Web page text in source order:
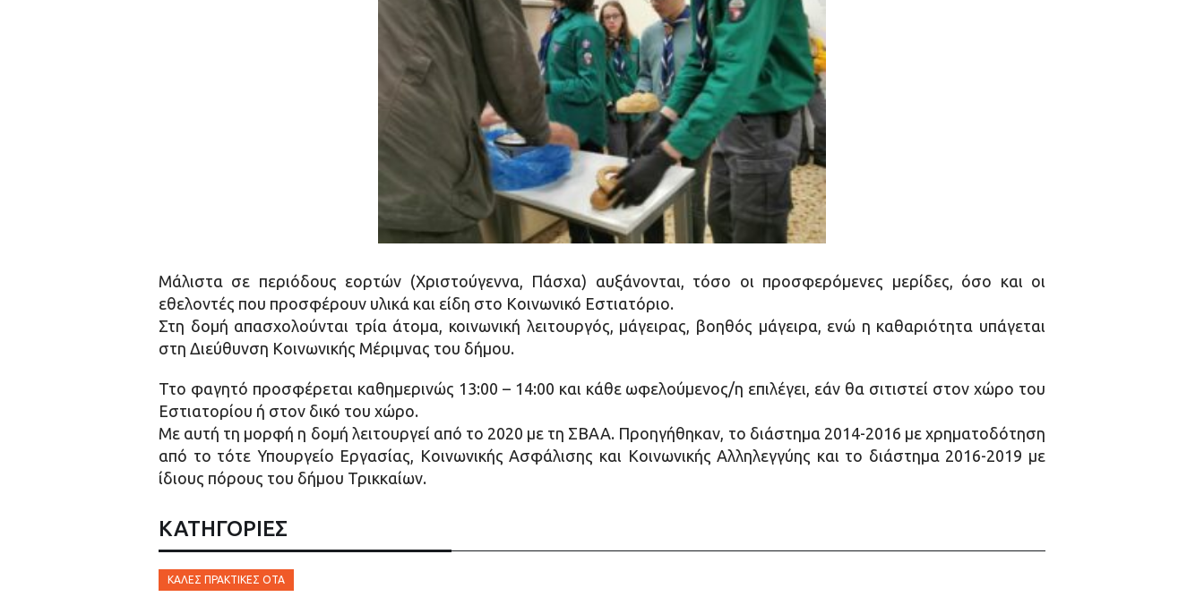
Μάλιστα σε περιόδους εορτών (Χριστούγεννα, Πάσχα) αυξάνονται, τόσο οι προσφερόμενες μερίδες, όσο και οι
εθελοντές που προσφέρουν υλικά και είδη στο Κοινωνικό Εστιατόριο.
Στη δομή απασχολούνται τρία άτομα, κοινωνική λειτουργός, μάγειρας, βοηθός μάγειρα, ενώ η καθαριότητα υπάγεται
στη Διεύθυνση Κοινωνικής Μέριμνας του δήμου.
Ττο φαγητό προσφέρεται καθημερινώς 13:00 – 14:00 και κάθε ωφελούμενος/η επιλέγει, εάν θα σιτιστεί στον χώρο του
Εστιατορίου ή στον δικό του χώρο.
Με αυτή τη μορφή η δομή λειτουργεί από το 2020 με τη ΣΒΑΑ. Προηγήθηκαν, το διάστημα 2014-2016 με χρηματοδότηση
από το τότε Υπουργείο Εργασίας, Κοινωνικής Ασφάλισης και Κοινωνικής Αλληλεγγύης και το διάστημα 2016-2019 με
ίδιους πόρους του δήμου Τρικκαίων.
ΚΑΤΗΓΟΡΙΕΣ
ΚΑΛΈΣ ΠΡΑΚΤΙΚΈΣ ΟΤΑ